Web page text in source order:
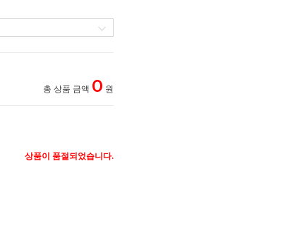
총 상품 금액 0 원
상품이 품절되었습니다.